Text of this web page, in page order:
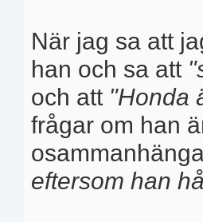
När jag sa att
han och sa att
och att "Honda
frågar om han
eftersom han